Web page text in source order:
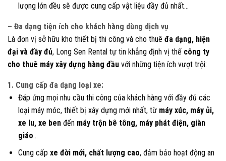
lượng lớn đều sẽ được cung cấp vật liệu đầy đủ nhất…
– Đa dạng tiện ích cho khách hàng dùng dịch vụ
Là đơn vị sở hữu kho thiết bị thi công và cho thuê đa dạng, hiện
đại và đầy đủ, Long Sen Rental tự tin khẳng định vị thế công ty
cho thuê máy xây dựng hàng đầu với những tiện ích vượt trội:
1. Cung cấp đa dạng loại xe:
Đáp ứng mọi nhu cầu thi công của khách hàng với đầy đủ các
loại máy móc, thiết bị xây dựng mới nhất, từ máy xúc, máy ủi,
xe lu, xe benđến máy trộn bê tông, máy phát điện, giàn
giáo…
Cung cấp xe đời mới, chất lượng cao, đảm bảo hoạt động an